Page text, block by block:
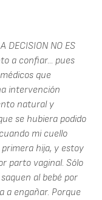
NO ES
a confiar... pues
que
intervención
natural y
se hubiera podido
mi cuello
hija, y estoy
parto vaginal. Sólo
al bebé por
a engañar. Porque